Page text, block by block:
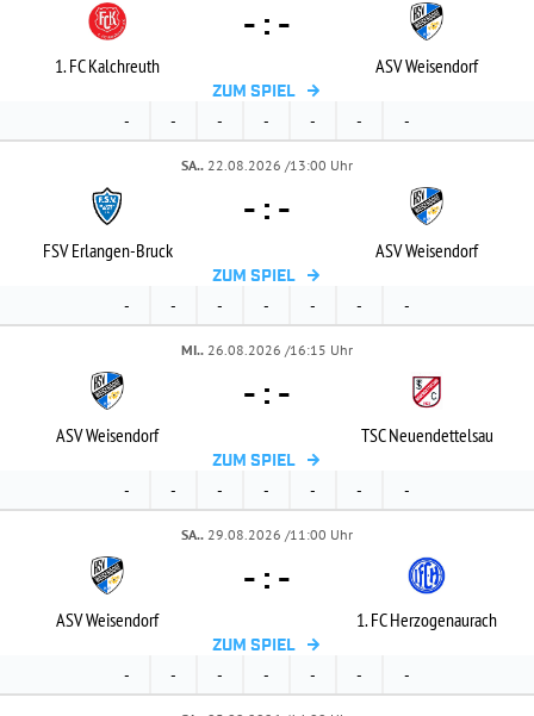
1. FC Kalchreuth
- : -
ASV Weisendorf
ZUM SPIEL
- - - - - - -
SA.. 22.08.2026 /13:00 Uhr
FSV Erlangen-Bruck
- : -
ASV Weisendorf
ZUM SPIEL
- - - - - - -
MI.. 26.08.2026 /16:15 Uhr
ASV Weisendorf
- : -
TSC Neuendettelsau
ZUM SPIEL
- - - - - - -
SA.. 29.08.2026 /11:00 Uhr
ASV Weisendorf
- : -
1. FC Herzogenaurach
ZUM SPIEL
- - - - - - -